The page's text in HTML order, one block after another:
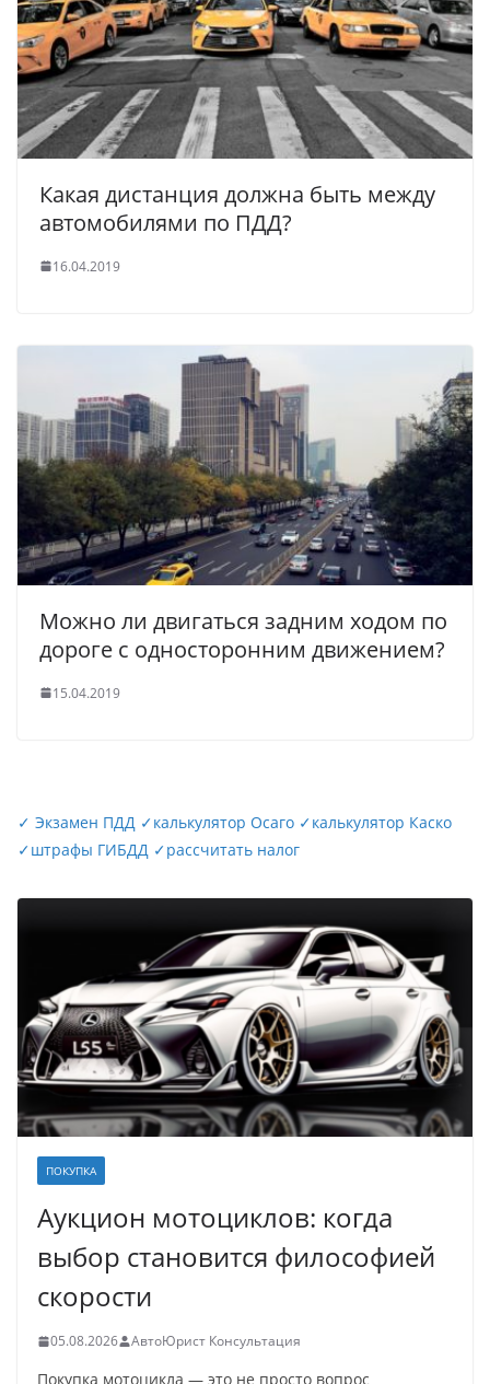
Какая дистанция должна быть между
автомобилями по ПДД?
16.04.2019
Можно ли двигаться задним ходом по
дороге с односторонним движением?
15.04.2019
✓ Экзамен ПДД ✓калькулятор Осаго ✓калькулятор Каско
✓штрафы ГИБДД ✓рассчитать налог
ПОКУПКА
Аукцион мотоциклов: когда
выбор становится философией
скорости
05.08.2026 АвтоЮрист Консультация
Покупка мотоцикла — это не просто вопрос